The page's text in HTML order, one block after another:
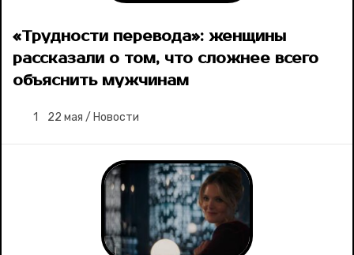
«Трудности перевода»: женщины
рассказали о том, что сложнее всего
объяснить мужчинам
1 22 мая / Новости